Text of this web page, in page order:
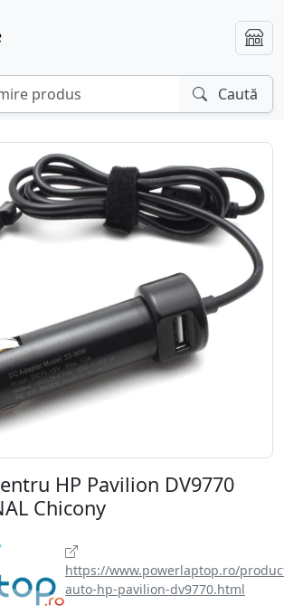
Caută
HP Pavilion DV9770
Chicony
https://www.powerlaptop.ro/
auto-hp-pavilion-dv9770.html